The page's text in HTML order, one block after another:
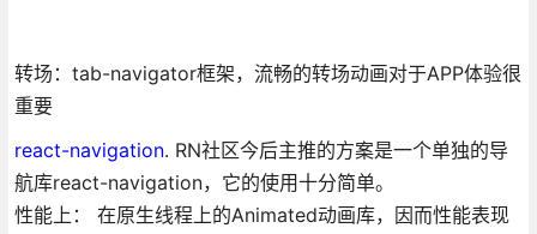
转场：tab-navigator框架，流畅的转场动画对于APP体验很
重要
react-navigation. RN社区今后主推的方案是一个单独的导
航库react-navigation，它的使用十分简单。
性能上： 在原生线程上的Animated动画库，因而性能表现